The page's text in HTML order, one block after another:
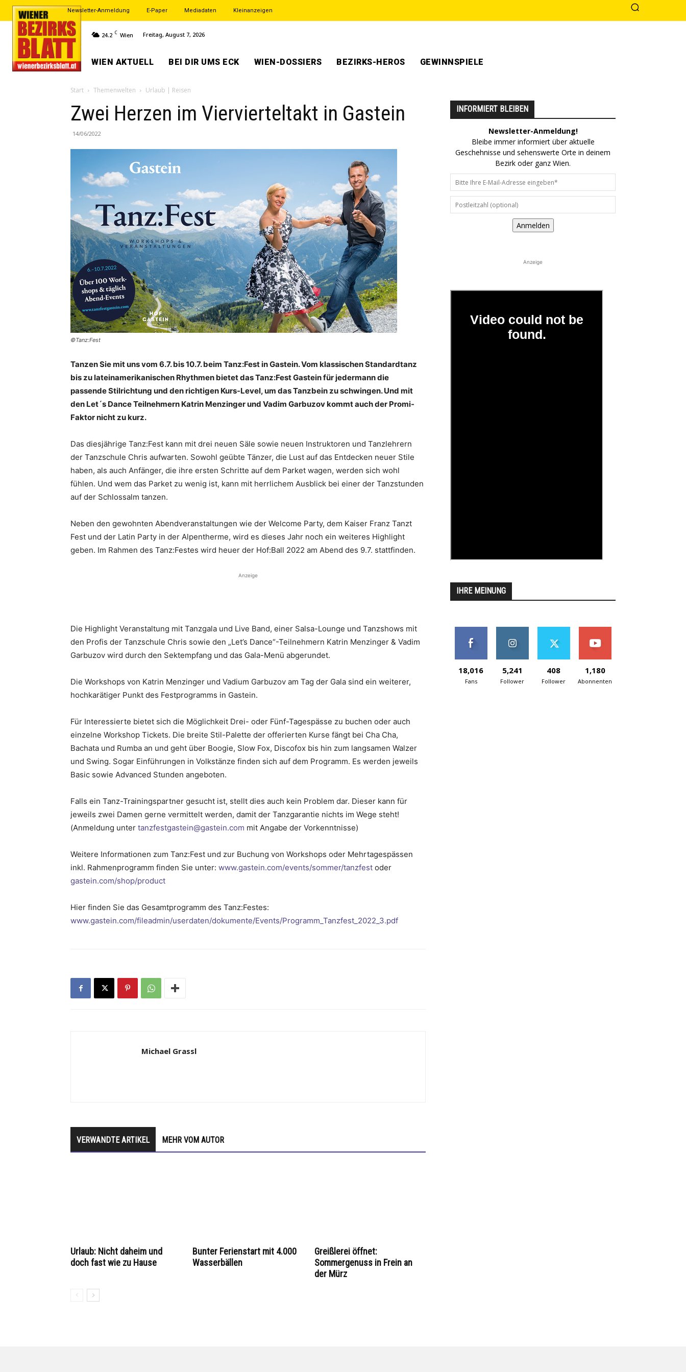
Newsletter-Anmeldung E-Paper Mediadaten Kleinanzeigen
24.2 C Wien Freitag, August 7, 2026
WIEN AKTUELL BEI DIR UMS ECK WIEN-DOSSIERS BEZIRKS-HEROS GEWINNSPIELE
Start Themenwelten Urlaub | Reisen
Zwei Herzen im Viervierteltakt in Gastein
14/06/2022
©Tanz:Fest
Tanzen Sie mit uns vom 6.7. bis 10.7. beim Tanz:Fest in Gastein. Vom klassischen Standardtanz
bis zu lateinamerikanischen Rhythmen bietet das Tanz:Fest Gastein für jedermann die
passende Stilrichtung und den richtigen Kurs-Level, um das Tanzbein zu schwingen. Und mit
den Let´s Dance Teilnehmern Katrin Menzinger und Vadim Garbuzov kommt auch der Promi-
Faktor nicht zu kurz.
Das diesjährige Tanz:Fest kann mit drei neuen Säle sowie neuen Instruktoren und Tanzlehrern
der Tanzschule Chris aufwarten. Sowohl geübte Tänzer, die Lust auf das Entdecken neuer Stile
haben, als auch Anfänger, die ihre ersten Schritte auf dem Parket wagen, werden sich wohl
fühlen. Und wem das Parket zu wenig ist, kann mit herrlichem Ausblick bei einer der Tanzstunden
auf der Schlossalm tanzen.
Neben den gewohnten Abendveranstaltungen wie der Welcome Party, dem Kaiser Franz Tanzt
Fest und der Latin Party in der Alpentherme, wird es dieses Jahr noch ein weiteres Highlight
geben. Im Rahmen des Tanz:Festes wird heuer der Hof:Ball 2022 am Abend des 9.7. stattfinden.
Anzeige
Die Highlight Veranstaltung mit Tanzgala und Live Band, einer Salsa-Lounge und Tanzshows mit
den Profis der Tanzschule Chris sowie den „Let’s Dance“-Teilnehmern Katrin Menzinger & Vadim
Garbuzov wird durch den Sektempfang und das Gala-Menü abgerundet.
Die Workshops von Katrin Menzinger und Vadium Garbuzov am Tag der Gala sind ein weiterer,
hochkarätiger Punkt des Festprogramms in Gastein.
Für Interessierte bietet sich die Möglichkeit Drei- oder Fünf-Tagespässe zu buchen oder auch
einzelne Workshop Tickets. Die breite Stil-Palette der offerierten Kurse fängt bei Cha Cha,
Bachata und Rumba an und geht über Boogie, Slow Fox, Discofox bis hin zum langsamen Walzer
und Swing. Sogar Einführungen in Volkstänze finden sich auf dem Programm. Es werden jeweils
Basic sowie Advanced Stunden angeboten.
Falls ein Tanz-Trainingspartner gesucht ist, stellt dies auch kein Problem dar. Dieser kann für
jeweils zwei Damen gerne vermittelt werden, damit der Tanzgarantie nichts im Wege steht!
(Anmeldung unter tanzfestgastein@gastein.com mit Angabe der Vorkenntnisse)
Weitere Informationen zum Tanz:Fest und zur Buchung von Workshops oder Mehrtagespässen
inkl. Rahmenprogramm finden Sie unter: www.gastein.com/events/sommer/tanzfest oder
gastein.com/shop/product
Hier finden Sie das Gesamtprogramm des Tanz:Festes:
www.gastein.com/fileadmin/userdaten/dokumente/Events/Programm_Tanzfest_2022_3.pdf
Michael Grassl
VERWANDTE ARTIKEL MEHR VOM AUTOR
Urlaub: Nicht daheim und
doch fast wie zu Hause
Bunter Ferienstart mit 4.000
Wasserbällen
Greißlerei öffnet:
Sommergenuss in Frein an
der Mürz
INFORMIERT BLEIBEN
Newsletter-Anmeldung!
Bleibe immer informiert über aktuelle
Geschehnisse und sehenswerte Orte in deinem
Bezirk oder ganz Wien.
Anmelden
Anzeige
IHRE MEINUNG
18,016
Fans
5,241
Follower
408
Follower
1,180
Abonnenten